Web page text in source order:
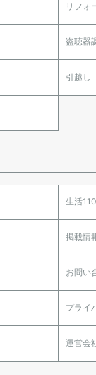
リフォ
盗聴器
引越し
生活
掲載情
お問い
プライ
運営会